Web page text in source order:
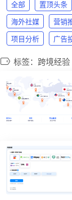
全部 置顶头条
海外社媒 营销
项目分析 广告
标签：跨境经验